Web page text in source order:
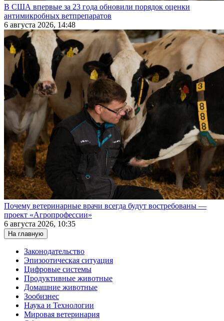
В США впервые за 23 года обновили порядок оценки
антимикробных ветпрепаратов
6 августа 2026, 14:48
Почему ветеринарные врачи всегда будут востребованы —
проект «Агропрофессии»
6 августа 2026, 10:35
На главную
Законодательство
Эпизоотическая ситуация
Цифровые системы
Продуктивные животные
Домашние животные
Зообизнес
Наука и Технологии
Мировая ветеринария